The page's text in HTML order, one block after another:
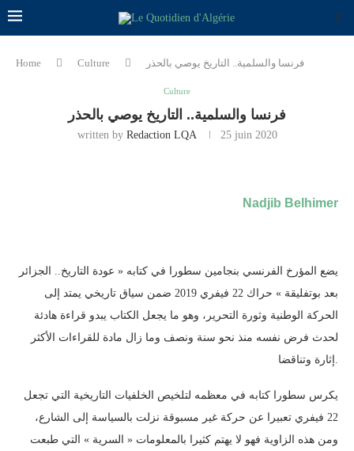
Home Culture فرنسا والسلمية.. التاريخ يوصي بالحذر
Culture
فرنسا والسلمية.. التاريخ يوصي بالحذر
written by Redaction LQA 25 juin 2020
Nadjib Belhimer
يضع المؤرخ الفرنسي بنجامين سطورا في كتابه « عودة التاريخ.. الجزائر
بعد بوتفليقة » حراك 22 فيفري 2019 ضمن سياق تاريخي يمتد إلى
الحركة الوطنية وثورة التحرير، وهو ما يجعل الكتاب يبدو قراءة هادئة
لحدث فرض نفسه منذ نحو سنة ونصف وما زال مادة للقراءات الأكثر
إثارة وتناقضا.
يكرس سطورا كتابه في معظمه لتلخيص الخلفيات التاريخية التي تجعل
22 فيفري تعبيرا عن حركة غير مسبوقة نزلت بالسياسة إلى الشارع،
ومن هذه الزاوية فهو لا يهتم كثيرا بالمعلومات « السرية » التي طبعت